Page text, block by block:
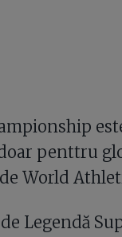
penttru
World
Legendă